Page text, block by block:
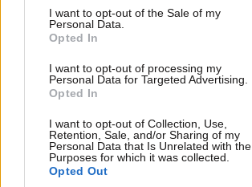
consent section.
I want to opt-out of the Sale of my
Personal Data.
Opted In
I want to opt-out of processing my
Personal Data for Targeted Advertising.
Opted In
I want to opt-out of Collection, Use,
Retention, Sale, and/or Sharing of my
Personal Data that Is Unrelated with the
Purposes for which it was collected.
Opted Out